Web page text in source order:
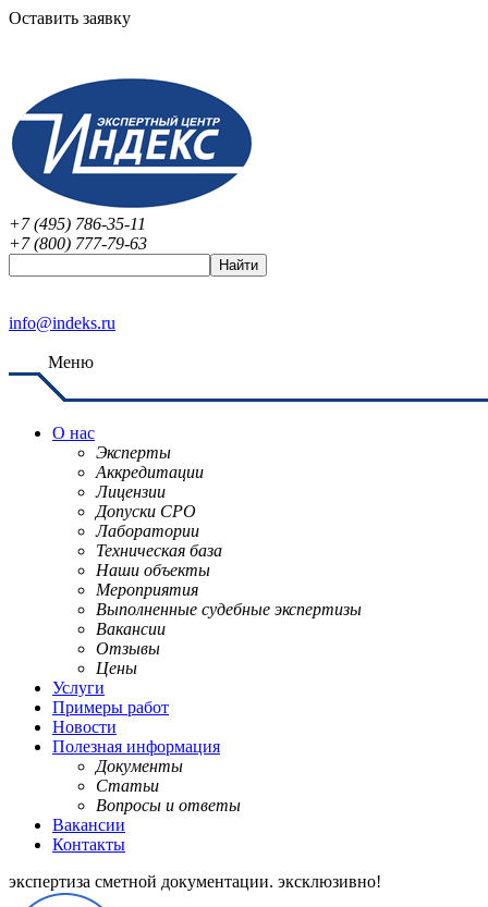
Оставить заявку
+7 (495) 786-35-11
+7 (800) 777-79-63
info@indeks.ru
Меню
О нас
Эксперты
Аккредитации
Лицензии
Допуски СРО
Лаборатории
Техническая база
Наши объекты
Мероприятия
Выполненные судебные экспертизы
Вакансии
Отзывы
Цены
Услуги
Примеры работ
Новости
Полезная информация
Документы
Статьи
Вопросы и ответы
Вакансии
Контакты
экспертиза сметной документации. эксклюзивно!